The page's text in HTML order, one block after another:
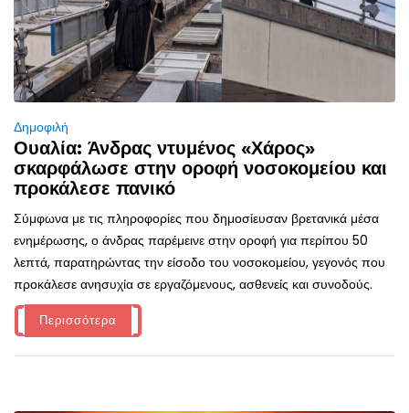
Δημοφιλή
Ουαλία: Άνδρας ντυμένος «Χάρος»
σκαρφάλωσε στην οροφή νοσοκομείου και
προκάλεσε πανικό
Σύμφωνα με τις πληροφορίες που δημοσίευσαν βρετανικά μέσα
ενημέρωσης, ο άνδρας παρέμεινε στην οροφή για περίπου 50
λεπτά, παρατηρώντας την είσοδο του νοσοκομείου, γεγονός που
προκάλεσε ανησυχία σε εργαζόμενους, ασθενείς και συνοδούς.
Περισσότερα